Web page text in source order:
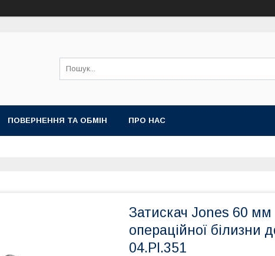
ПОВЕРНЕННЯ ТА ОБМІН ПРО НАС
Затискач Jones 60 мм
операційної білизни
04.PI.351